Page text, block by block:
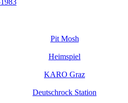
Pit Mosh
Heimspiel
KARO Graz
Deutschrock Station